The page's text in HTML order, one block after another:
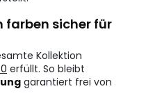
farben sicher für
Kollektion
erfüllt. So bleibt
garantiert frei von